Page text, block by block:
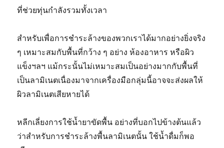
ที่ช่วยทุ่นกำลังรวมทั้งเวลา
สำหรับเพื่อการชำระล้างของพวกเราได้มากอย่างยิ่งจริง
ๆ เหมาะสมกับพื้นที่กว้าง ๆ อย่าง ห้องอาหาร หรือผิว
แข็งฯลฯ แม้กระนั้นไม่เหมาะสมเป็นอย่างมากกับพื้นที่
เป็นลามิเนตเนื่องมาจากเครื่องมือกลุ่มนี้อาจจะส่งผลให้
ผิวลามิเนตเสียหายได้
หลีกเลี่ยงการใช้น้ำยาขัดพื้น อย่างที่บอกไปข้างต้นแล้ว
ว่าสำหรับการชำระล้างพื้นลามิเนตนั้น ใช้น้ำดื่มก็พอ